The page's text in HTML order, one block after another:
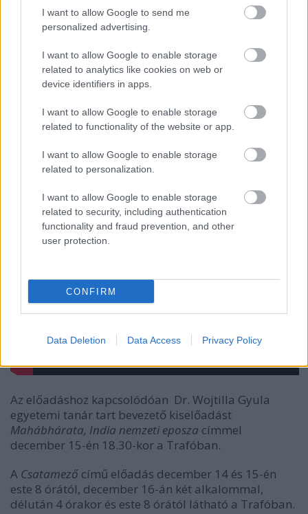
I want to allow Google to send me
personalized advertising.
I want to allow Google to enable storage
related to analytics like cookies on web or
device identifiers in apps.
I want to allow Google to enable storage
related to functionality of the website or app.
I want to allow Google to enable storage
related to personalization.
I want to allow Google to enable storage
related to security, including authentication
functionality and fraud prevention, and other
user protection.
CONFIRM
Data Deletion Data Access Privacy Policy
Az előadáshoz kapcsolódóan Dr. Wojtilla Gyula
egyetemi tanár tart bevezető kiselőadást
Mahábhárata, India nemzeti eposza címmel
december 15-én 18.30-kor a Trafóban.
A Csatamező című előadás december 14 és 15-én
este 8 órától, december 16-án két alkalommal,
délután 4 órakor és este 8 órától látható a Trafóban.